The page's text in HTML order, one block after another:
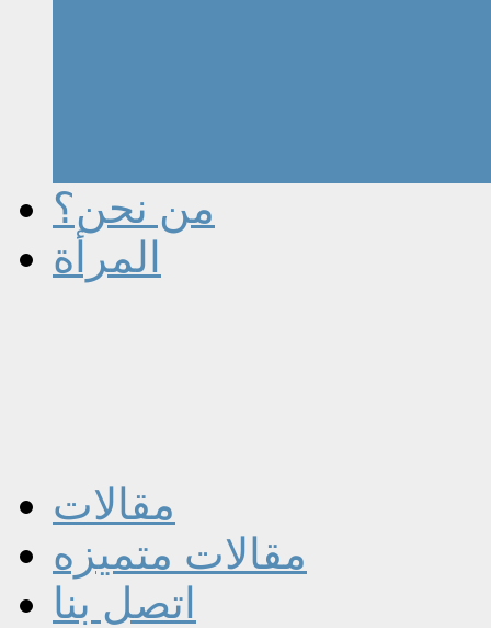
من نحن؟
المرأة
مقالات
مقالات متميزه
اتصل بنا